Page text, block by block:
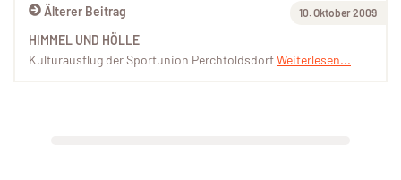
Älterer Beitrag 10. Oktober 2009
HIMMEL UND HÖLLE
Kulturausflug der Sportunion PerchtoldsdorfWeiterlesen...